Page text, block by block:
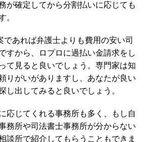
が確定してから分割払いに応じても
。
であれば弁護士よりも費用の安い司
すから、ロプロに過払い金請求をし
て見ると良いでしょう。専門家は知
りがいがありますし、あなたが良い
し出してみると良いでしょう。
応じてくれる事務所も多く、もし自
務所や司法書士事務所が分からない
談所で紹介してもらうこともできま